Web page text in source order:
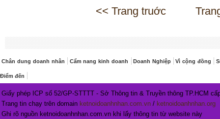
<< Trang truớc
Chân dung doanh nhân Cẩm nang kinh doanh Doanh Nghiệp Vì cộng đồng
Điểm đến
Giấy phép ICP số 52/GP-STTTT - Sở Thông tin & Truyền thông TP.HCM
Trang tin chạy trên domain ketnoidoanhnhan.com.vn / ketnoidoanhnhan.org
Ghi rõ nguồn ketnoidoanhnhan.com.vn khi lấy thông tin từ website này